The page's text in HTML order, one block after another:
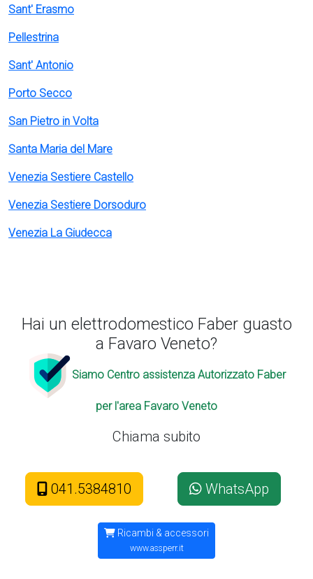
Sant' Erasmo
Pellestrina
Sant' Antonio
Porto Secco
San Pietro in Volta
Santa Maria del Mare
Venezia Sestiere Castello
Venezia Sestiere Dorsoduro
Venezia La Giudecca
Hai un elettrodomestico Faber guasto
a Favaro Veneto?
Siamo Centro assistenza Autorizzato Faber
per l'area Favaro Veneto
Chiama subito
041.5384810 WhatsApp
Ricambi & accessori
www.assperr.it